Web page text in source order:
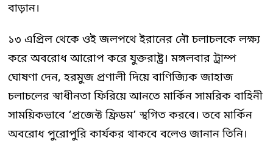
বাড়ান।
১৩ এপ্রিল থেকে ওই জলপথে ইরানের নৌ চলাচলকে লক্ষ্য
করে অবরোধ আরোপ করে যুক্তরাষ্ট্র। মঙ্গলবার ট্রাম্প
ঘোষণা দেন, হরমুজ প্রণালী দিয়ে বাণিজ্যিক জাহাজ
চলাচলের স্বাধীনতা ফিরিয়ে আনতে মার্কিন সামরিক বাহিনী
সাময়িকভাবে ‘প্রজেক্ট ফ্রিডম’ স্থগিত করবে। তবে মার্কিন
অবরোধ পুরোপুরি কার্যকর থাকবে বলেও জানান তিনি।